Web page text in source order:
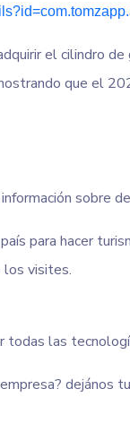
el cilindro de
que el
sobre
para hacer
los visites.
las